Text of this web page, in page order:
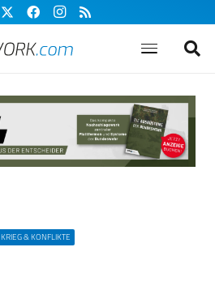
KRIEG & KONFLIKTE